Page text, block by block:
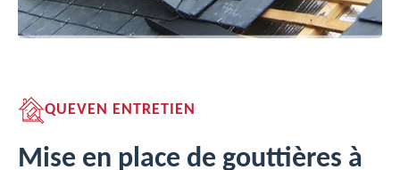
QUEVEN ENTRETIEN
Mise en place de gouttières à